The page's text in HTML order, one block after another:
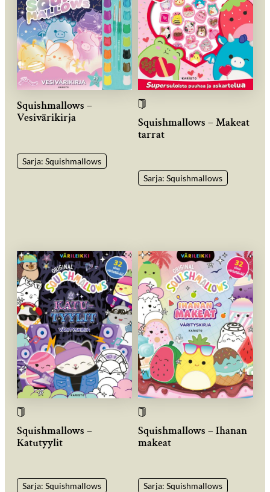
Squishmallows –
Vesivärikirja
Sarja: Squishmallows
Squishmallows – Makeat
tarrat
Sarja: Squishmallows
Squishmallows –
Katutyylit
Sarja: Squishmallows
Squishmallows – Ihanan
makeat
Sarja: Squishmallows